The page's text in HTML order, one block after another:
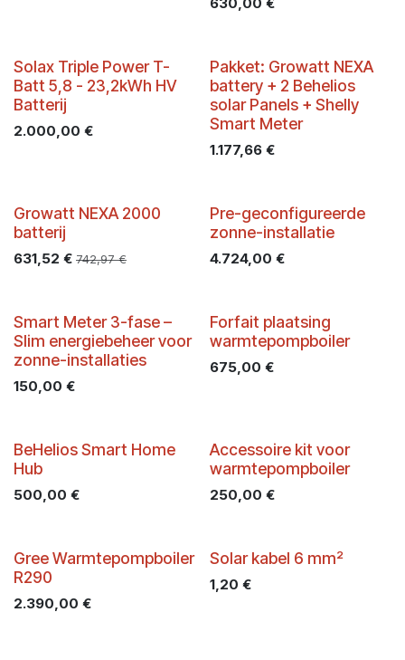
Solax Triple Power T-
Batt 5,8 - 23,2kWh HV
Batterij
2.000,00 €
PROMO
Pakket: Growatt NEXA
battery + 2 Behelios
solar Panels + Shelly
Smart Meter
1.177,66€
PROMO
Growatt NEXA 2000
batterij
631,52 € 742,97€ Batibouw -35%
Pre-geconfigureerde
zonne-installatie
4.724,00 €
Smart Meter 3-fase –
Slim energiebeheer voor
zonne-installaties
150,00 €
Forfait plaatsing
warmtepompboiler
675,00 €
BeHelios Smart Home
Hub
500,00 €
Accessoire kit voor
warmtepompboiler
250,00 €
Gree Warmtepompboiler
R290
2.390,00 €
Solar kabel 6 mm²
1,20 €